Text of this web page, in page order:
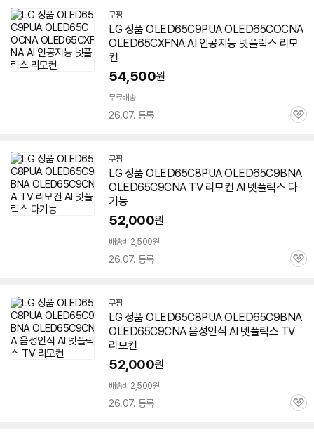
쿠팡
LG 정품 OLED65C9PUA OLED65COCNA
OLED65CXFNA AI 인공지능 넷플릭스 리모
컨
54,500원
무료배송
26.07. 등록
관
쿠팡
LG 정품 OLED65C8PUA OLED65C9BNA
OLED65C9CNA TV 리모컨 AI 넷플릭스 다
기능
52,000원
배송비 2,500원
26.07. 등록
관
쿠팡
LG 정품 OLED65C8PUA OLED65C9BNA
OLED65C9CNA 음성인식 AI 넷플릭스 TV
리모컨
52,000원
배송비 2,500원
26.07. 등록
관